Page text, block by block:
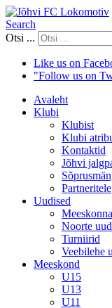
Search
Otsi ...
Like us on
"Follow us on
Avaleht
Klubi
Klubist
Klubi
Kontaktid
Jõhvi
Partneritele
Uudised
Noorte
Turniirid
Veebilehe
Meeskond
U15
U13
U11